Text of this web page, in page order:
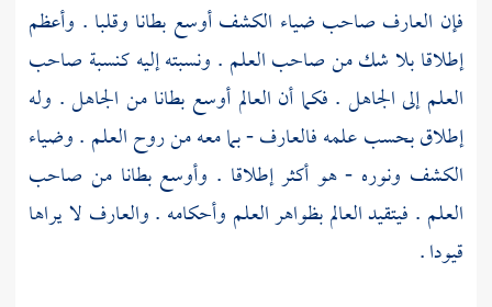
فإن العارف صاحب ضياء الكشف أوسع بطانا وقلبا . وأعظم
إطلاقا بلا شك من صاحب العلم . ونسبته إليه كنسبة صاحب
العلم إلى الجاهل . فكما أن العالم أوسع بطانا من الجاهل . وله
إطلاق بحسب علمه فالعارف - بما معه من روح العلم . وضياء
الكشف ونوره - هو أكثر إطلاقا . وأوسع بطانا من صاحب
العلم . فيتقيد العالم بظواهر العلم وأحكامه . والعارف لا يراها
قيودا .